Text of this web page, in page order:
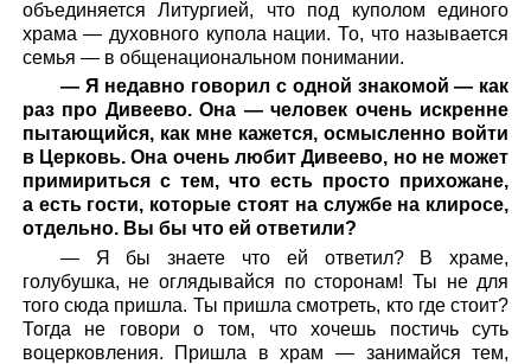
объединяется Литургией, что под куполом единого
храма — духовного купола нации. То, что называется
семья — в общенациональном понимании.
— Я недавно говорил с одной знакомой — как
раз про Дивеево. Она — человек очень искренне
пытающийся, как мне кажется, осмысленно войти
в Церковь. Она очень любит Дивеево, но не может
примириться с тем, что есть просто прихожане,
а есть гости, которые стоят на службе на клиросе,
отдельно. Вы бы что ей ответили?
— Я бы знаете что ей ответил? В храме,
голубушка, не оглядывайся по сторонам! Ты не для
того сюда пришла. Ты пришла смотреть, кто где стоит?
Тогда не говори о том, что хочешь постичь суть
воцерковления. Пришла в храм — занимайся тем,